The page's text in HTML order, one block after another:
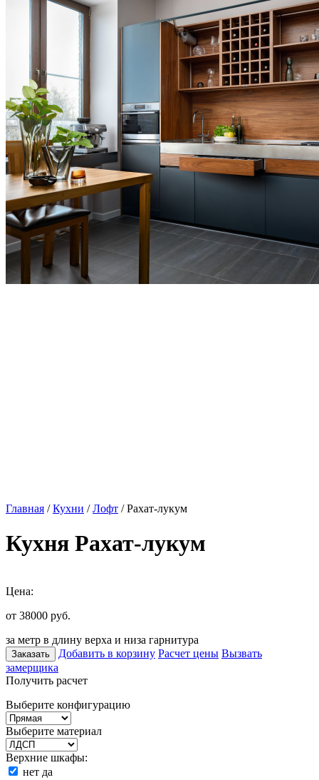
Главная /Кухни /Лофт / Рахат-лукум
Кухня Рахат-лукум
Цена:
от 38000 руб.
за метр в длину верха и низа гарнитура
Заказать Добавить в корзину Расчет цены Вызвать
замерщика
Получить расчет
Выберите конфигурацию
Выберите материал
Верхние шкафы:
нет да